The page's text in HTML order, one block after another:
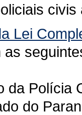
civis
Lei
da Polícia
do